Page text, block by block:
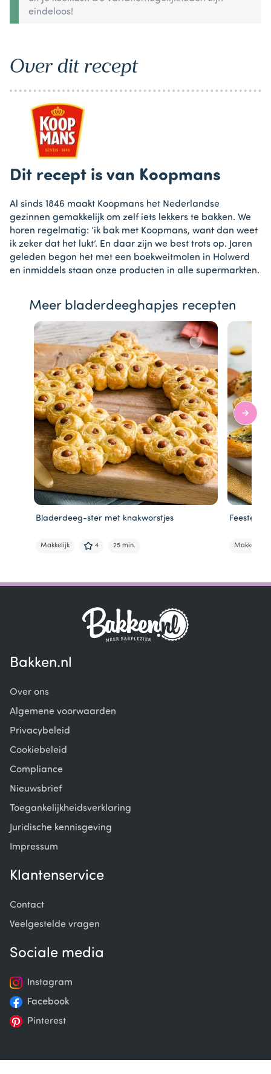
eindeloos!
Over dit recept
Dit recept is van Koopmans
Al sinds 1846 maakt Koopmans het Nederlandse
gezinnen gemakkelijk om zelf iets lekkers te bakken. We
horen regelmatig: ‘ik bak met Koopmans, want dan weet
ik zeker dat het lukt’. En daar zijn we best trots op. Jaren
geleden begon het met een boekweitmolen in Holwerd
en inmiddels staan onze producten in alle supermarkten.
Meer bladerdeeghapjes recepten
Bladerdeeg-ster met knakworstjes
Makkelijk 4 25 min. Makkelijk
1
Bakken.nl
Over ons
Algemene voorwaarden
Privacybeleid
Cookiebeleid
Compliance
Nieuwsbrief
Toegankelijkheidsverklaring
Juridische kennisgeving
Impressum
Klantenservice
Contact
Veelgestelde vragen
Sociale media
Instagram
Facebook
Pinterest